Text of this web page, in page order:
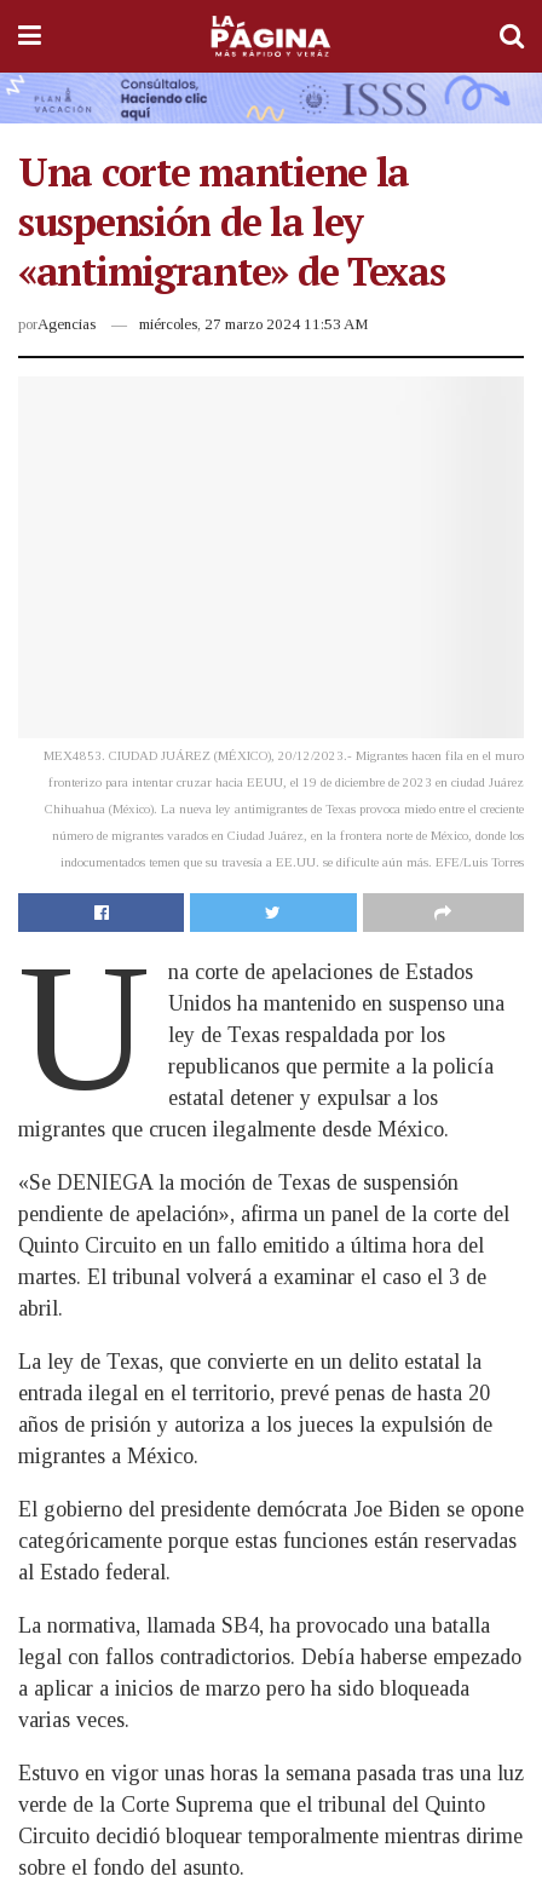
Una corte mantiene la
suspensión de la ley
«antimigrante» de Texas
porAgencias miércoles, 27 marzo 2024 11:53 AM
MEX4853. CIUDAD JUÁREZ (MÉXICO), 20/12/2023.- Migrantes hacen fila en el muro
fronterizo para intentar cruzar hacia EEUU, el 19 de diciembre de 2023 en ciudad Juárez
Chihuahua (México). La nueva ley antimigrantes de Texas provoca miedo entre el creciente
número de migrantes varados en Ciudad Juárez, en la frontera norte de México, donde los
indocumentados temen que su travesía a EE.UU. se dificulte aún más. EFE/Luis Torres
U
na corte de apelaciones de Estados
Unidos ha mantenido en suspenso una
ley de Texas respaldada por los
republicanos que permite a la policía
estatal detener y expulsar a los
migrantes que crucen ilegalmente desde México.
«Se DENIEGA la moción de Texas de suspensión
pendiente de apelación», afirma un panel de la corte del
Quinto Circuito en un fallo emitido a última hora del
martes. El tribunal volverá a examinar el caso el 3 de
abril.
La ley de Texas, que convierte en un delito estatal la
entrada ilegal en el territorio, prevé penas de hasta 20
años de prisión y autoriza a los jueces la expulsión de
migrantes a México.
El gobierno del presidente demócrata Joe Biden se opone
categóricamente porque estas funciones están reservadas
al Estado federal.
La normativa, llamada SB4, ha provocado una batalla
legal con fallos contradictorios. Debía haberse empezado
a aplicar a inicios de marzo pero ha sido bloqueada
varias veces.
Estuvo en vigor unas horas la semana pasada tras una luz
verde de la Corte Suprema que el tribunal del Quinto
Circuito decidió bloquear temporalmente mientras dirime
sobre el fondo del asunto.